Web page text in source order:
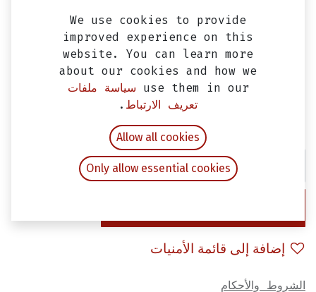
مرايا سيمفوني S (طقم)
شامل ضريبة القيمة المضافة
إضافة إلى قائمة الأمنيات
الشروط والأحكام
We use cookies to provide
improved experience on this
website. You can learn more
about our cookies and how we
use them in our سياسة ملفات
تعريف الارتباط .
Allow all cookies
Only allow essential cookies